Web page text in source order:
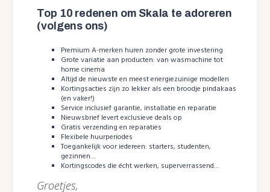
Top 10 redenen om Skala te adoreren
(volgens ons)
Premium A-merken huren zonder grote investering
Grote variatie aan producten: van wasmachine tot
home cinema
Altijd de nieuwste en meest energiezuinige modellen
Kortingsacties zijn zo lekker als een broodje pindakaas
(en vaker!)
Service inclusief garantie, installatie en reparatie
Nieuwsbrief levert exclusieve deals op
Gratis verzending en reparaties
Flexibele huurperiodes
Toegankelijk voor iedereen: starters, studenten,
gezinnen…
Kortingscodes die écht werken, superverrassend…
Groetjes,